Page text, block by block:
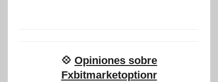
💠 Opiniones sobre
Fxbitmarketoptionr